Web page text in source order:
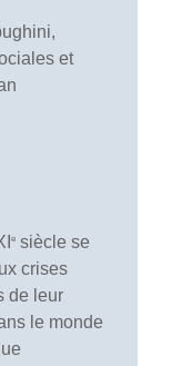
et
e siècle se
crises
de leur
le monde